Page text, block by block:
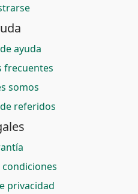
ayuda
frecuentes
somos
referidos
privacidad